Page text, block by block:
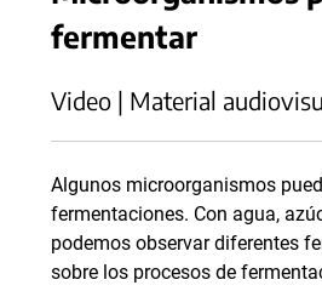
fermentar
Video | Material
Algunos microorganismos
fermentaciones. Con agua,
podemos observar diferentes
sobre los procesos de